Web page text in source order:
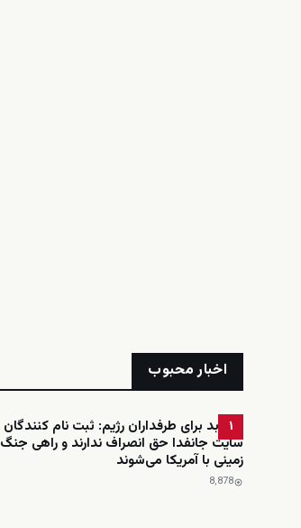
اخبار محبوب
۱
خبر بد برای طرفداران رژیم: ثبت نام کنندگان
سایت جانفدا حق انصراف ندارند و راهی جنگ
زمینی با آمریکا می‌شوند
8٬878